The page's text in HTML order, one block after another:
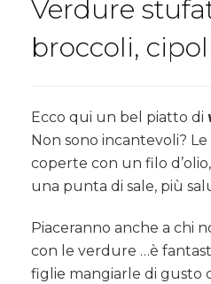
Verdure
broccoli,
Ecco qui un bel piatto di
Non sono incantevoli?
coperte con un filo
una punta di sale, più
Piaceranno anche a chi
con le verdure …è
figlie mangiarle di gusto